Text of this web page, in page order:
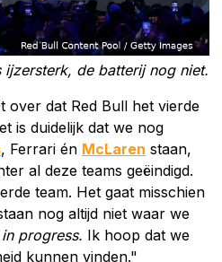
de batterij nog niet.
over dat Red Bull het vierde
is duidelijk dat we nog
, Ferrari én McLaren staan,
al deze teams geëindigd.
team. Het gaat misschien
nog altijd niet waar we
progress. Ik hoop dat we
kunnen vinden."